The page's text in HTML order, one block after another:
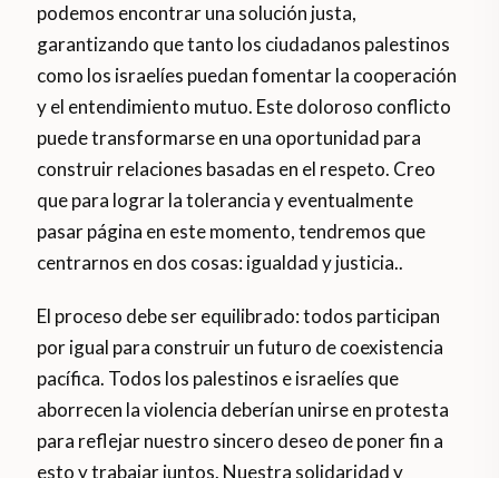
podemos encontrar una solución justa,
garantizando que tanto los ciudadanos palestinos
como los israelíes puedan fomentar la cooperación
y el entendimiento mutuo. Este doloroso conflicto
puede transformarse en una oportunidad para
construir relaciones basadas en el respeto. Creo
que para lograr la tolerancia y eventualmente
pasar página en este momento, tendremos que
centrarnos en dos cosas: igualdad y justicia..
El proceso debe ser equilibrado: todos participan
por igual para construir un futuro de coexistencia
pacífica. Todos los palestinos e israelíes que
aborrecen la violencia deberían unirse en protesta
para reflejar nuestro sincero deseo de poner fin a
esto y trabajar juntos. Nuestra solidaridad y